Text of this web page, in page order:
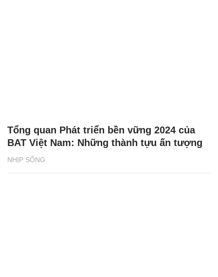
NHỊP SỐNG
Tổng quan Phát triển bền vững 2024 của
BAT Việt Nam: Những thành tựu ấn tượng